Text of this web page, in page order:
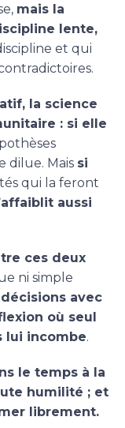
mais la
lente,
et qui
la science
: si elle
dilue. Mais si
qui la feront
aussi
ces deux
ni simple
avec
où seul
lui incombe.
le temps à la
humilité ; et
librement.